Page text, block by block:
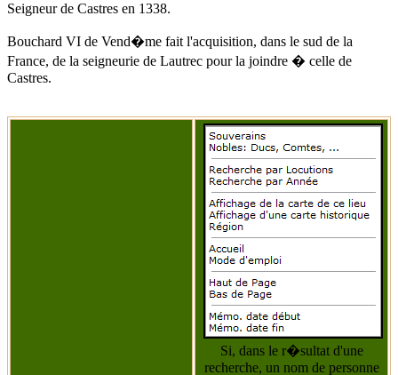
Seigneur de Castres en 1338.
Bouchard VI de Vend�me fait l'acquisition, dans le sud de la
France, de la seigneurie de Lautrec pour la joindre � celle de
Castres.
Si, dans le r�sultat d'une
recherche, un nom de personne